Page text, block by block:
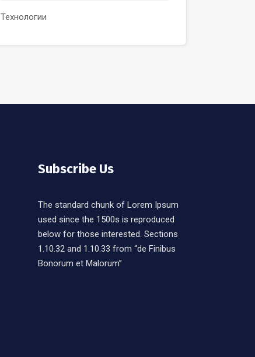
Технологии
Subscribe Us
The standard chunk of Lorem Ipsum
used since the 1500s is reproduced
below for those interested. Sections
1.10.32 and 1.10.33 from “de Finibus
Bonorum et Malorum”